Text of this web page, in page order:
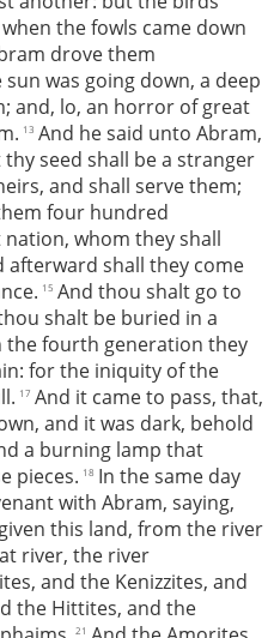
the fowls came down
drove them
was going down, a deep
and, lo, an horror of great
13 And he said unto Abram,
seed shall be a stranger
and shall serve them;
four hundred
whom they shall
afterward shall they come
15 And thou shalt go to
shalt be buried in a
the fourth generation they
for the iniquity of the
17 And it came to pass, that,
and it was dark, behold
a burning lamp that
pieces. 18 In the same day
with Abram, saying,
this land, from the river
river, the river
and the Kenizzites, and
the Hittites, and the
21